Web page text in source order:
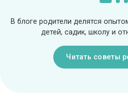
В блоге родители делятся
детей, садик, школу и
Читать советы